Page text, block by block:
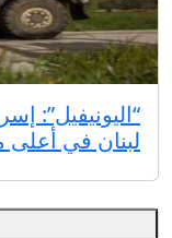
لبنان في أعلى